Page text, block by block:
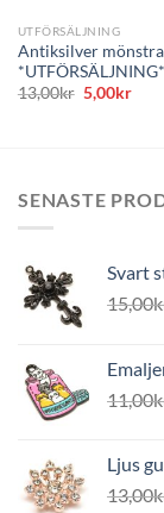
UTFÖRSÄLJNING
Antiksilver
*UTFÖRSÄLJNING*
13,00kr Det
5,00krDet
SENASTE
Svart
15,00
11,00
Ljus
13,00